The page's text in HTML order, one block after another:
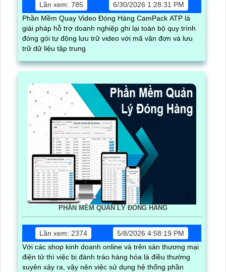
Lần xem: 785
6/30/2026 1:28:31 PM
Phần Mềm Quay Video Đóng Hàng CamPack ATP là
giải pháp hỗ trợ doanh nghiệp ghi lại toàn bộ quy trình
đóng gói tự động lưu trữ video với mã vận đơn và lưu
trữ dữ liệu tập trung
PHẦN MỀM QUẢN LÝ ĐÓNG HÀNG
Lần xem: 2374
5/8/2026 4:58:19 PM
Với các shop kinh doanh online và trên sàn thương mại
điện tử thì việc bị đánh tráo hàng hóa là điều thường
xuyên xảy ra, vậy nên việc sử dụng hệ thống phần